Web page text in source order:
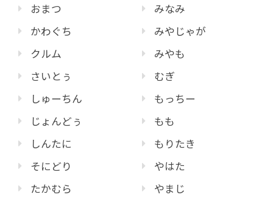
おまつ
かわぐち
クルム
さいとぅ
しゅーちん
じょんどぅ
しんたに
そにどり
たかむら
みなみ
みやじゃが
みやも
むぎ
もっちー
もも
もりたき
やはた
やまじ